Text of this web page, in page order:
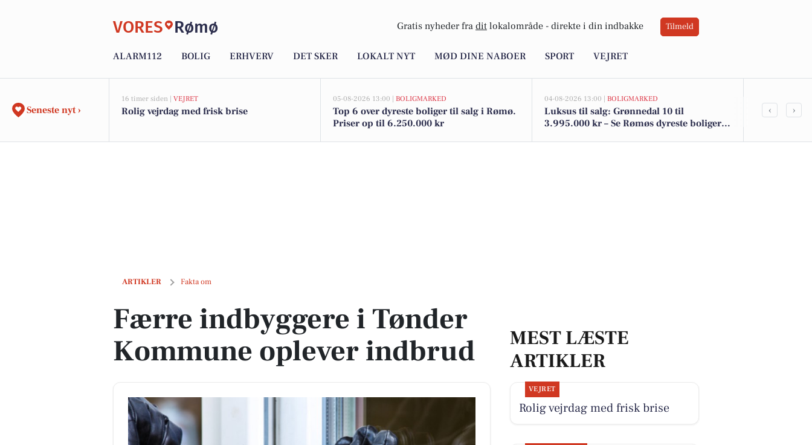
VORES Rømø Gratis nyheder fra dit lokalområde - direkte i din indbakke Tilmeld
ALARM112 BOLIG ERHVERV DET SKER LOKALT NYT MØD DINE NABOER SPORT VEJRET
Seneste nyt ›
16 timer siden | VEJRET
Rolig vejrdag med frisk brise
05-08-2026 13:00 | BOLIGMARKED
Top 6 over dyreste boliger til salg i Rømø.
Priser op til 6.250.000 kr
04-08-2026 13:00 | BOLIGMARKED
Luksus til salg: Grønnedal 10 til
3.995.000 kr – Se Rømøs dyreste boliger
Spier PS
‹ ›
ARTIKLER Fakta om
Færre indbyggere i Tønder Kommune oplever indbrud
Færre indbyggere i Tønder
Kommune oplever indbrud
MEST LÆSTE
ARTIKLER
VEJRET
Rolig vejrdag med frisk brise